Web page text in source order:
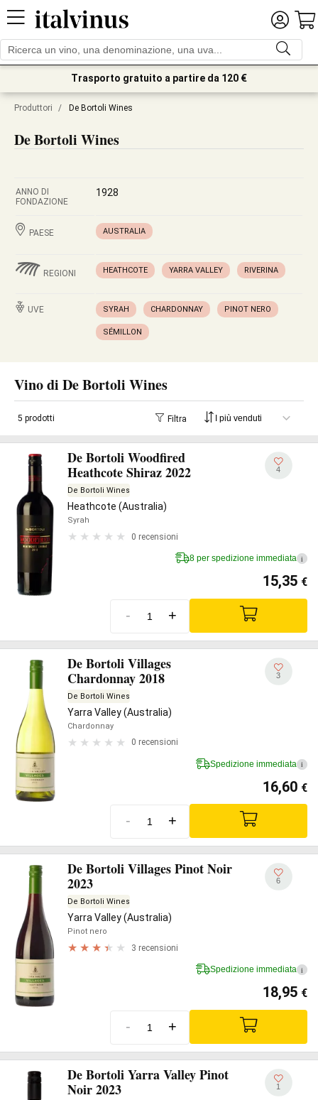
Trasporto gratuito a partire da 120 €
Produttori / De Bortoli Wines
De Bortoli Wines
ANNO DI
FONDAZIONE
1928
PAESE AUSTRALIA
REGIONI HEATHCOTE YARRA VALLEY RIVERINA
UVE SYRAH CHARDONNAY PINOT NERO
SÉMILLON
Vino di De Bortoli Wines
5 prodotti Filtra
De Bortoli Woodfired
Heathcote Shiraz 2022
De Bortoli Wines
Heathcote (Australia)
Syrah
0 recensioni
4
8 per spedizione immediata i
15,35 €
- +
De Bortoli Villages
Chardonnay 2018
De Bortoli Wines
Yarra Valley (Australia)
Chardonnay
0 recensioni
3
Spedizione immediata i
16,60 €
- +
De Bortoli Villages Pinot Noir
2023
De Bortoli Wines
Yarra Valley (Australia)
Pinot nero
3 recensioni
6
Spedizione immediata i
18,95 €
- +
De Bortoli Yarra Valley Pinot
Noir 2023
1